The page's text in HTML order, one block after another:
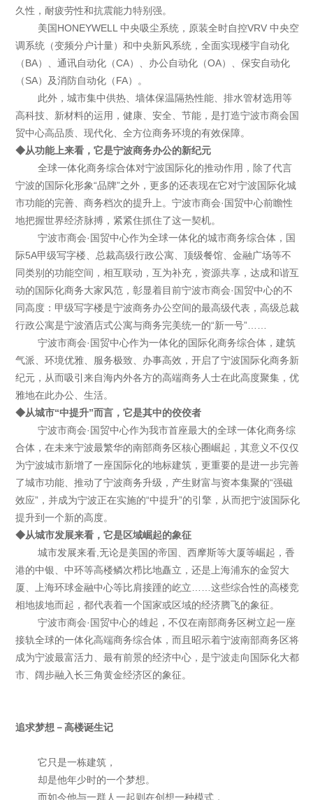
久性，耐疲劳性和抗震能力特别强。
美国HONEYWELL 中央吸尘系统，原装全时自控VRV 中央空
调系统（变频分户计量）和中央新风系统，全面实现楼宇自动化
（BA）、通讯自动化（CA）、办公自动化（OA）、保安自动化
（SA）及消防自动化（FA）。
此外，城市集中供热、墙体保温隔热性能、排水管材选用等
高科技、新材料的运用，健康、安全、节能，是打造宁波市商会国
贸中心高品质、现代化、全方位商务环境的有效保障。
◆从功能上来看，它是宁波商务办公的新纪元
全球一体化商务综合体对宁波国际化的推动作用，除了代言
宁波的国际化形象“品牌”之外，更多的还表现在它对宁波国际化城
市功能的完善、商务档次的提升上。宁波市商会·国贸中心前瞻性
地把握世界经济脉搏，紧紧住抓住了这一契机。
宁波市商会·国贸中心作为全球一体化的城市商务综合体，国
际5A甲级写字楼、总裁高级行政公寓、顶级餐馆、金融广场等不
同类别的功能空间，相互联动，互为补充，资源共享，达成和谐互
动的国际化商务大家风范，彰显着目前宁波市商会·国贸中心的不
同高度：甲级写字楼是宁波商务办公空间的最高级代表，高级总裁
行政公寓是宁波酒店式公寓与商务完美统一的“新一号”……
宁波市商会·国贸中心作为一体化的国际化商务综合体，建筑
气派、环境优雅、服务极致、办事高效，开启了宁波国际化商务新
纪元，从而吸引来自海内外各方的高端商务人士在此高度聚集，优
雅地在此办公、生活。
◆从城市“中提升”而言，它是其中的佼佼者
宁波市商会·国贸中心作为我市首座最大的全球一体化商务综
合体，在未来宁波最繁华的南部商务区核心圈崛起，其意义不仅仅
为宁波城市新增了一座国际化的地标建筑，更重要的是进一步完善
了城市功能、推动了宁波商务升级，产生财富与资本集聚的“强磁
效应”，并成为宁波正在实施的“中提升”的引擎，从而把宁波国际化
提升到一个新的高度。
◆从城市发展来看，它是区域崛起的象征
城市发展来看,无论是美国的帝国、西摩斯等大厦等崛起，香
港的中银、中环等高楼鳞次栉比地矗立，还是上海浦东的金贸大
厦、上海环球金融中心等比肩接踵的屹立……这些综合性的高楼竞
相地拔地而起，都代表着一个国家或区域的经济腾飞的象征。
宁波市商会·国贸中心的雄起，不仅在南部商务区树立起一座
接轨全球的一体化高端商务综合体，而且昭示着宁波南部商务区将
成为宁波最富活力、最有前景的经济中心，是宁波走向国际化大都
市、阔步融入长三角黄金经济区的象征。
追求梦想－高楼诞生记
它只是一栋建筑，
却是他年少时的一个梦想。
而如今他与一群人一起则在创想一种模式，